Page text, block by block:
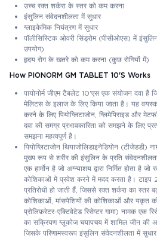
उच्च रक्त शर्करा के स्तर को कम करना
इंसुलिन संवेदनशीलता में सुधार
ग्लाइकेमिक नियंत्रण में सुधार
पॉलीसिस्टिक ओवरी सिंड्रोम (पीसीओएस) में
उपयोग)
हृदय रोग के खतरे को कम करना (कुछ रोगियों में)
How PIONORM GM TABLET 10'S Works
पायोनोर्म जीएम टैबलेट 10'एस एक संयोजन दवा है
मेलिटस के इलाज के लिए किया जाता है। यह
करने के लिए पियोग्लिटाजोन, ग्लिमेपिराइड और
दवा की समग्र प्रभावकारिता को समझने के लिए
समझना महत्वपूर्ण है।
पियोग्लिटाजोन थियाजोलिडाइनेडियोन
मुख्य रूप से शरीर की इंसुलिन के प्रति
एक हार्मोन है जो अग्न्याशय द्वारा निर्मित होता है
कोशिकाओं में प्रवेश करने में मदद करता है। टाइप
प्रतिरोधी हो जाती हैं, जिससे रक्त शर्करा का स्तर
कोशिकाओं, मांसपेशियों की कोशिकाओं और यकृत
प्रोलिफ़रेटर-एक्टिवेटेड रिसेप्टर गामा) नामक एक
का सक्रियण ग्लूकोज चयापचय में शामिल जीन की
जिसके परिणामस्वरूप इंसुलिन संवेदनशीलता में सुधार